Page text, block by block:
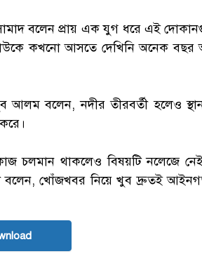
বলেন প্রায় এক যুগ ধরে এই
কখনো আসতে দেখিনি অনেক বছর
আলম বলেন, নদীর তীরবর্তী হলেও
চলমান থাকলেও বিষয়টি নলেজে
বলেন, খোঁজখবর নিয়ে খুব দ্রুতই আইনগত